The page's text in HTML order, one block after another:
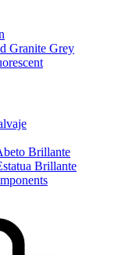
Granite Grey
Brillante
Brillante